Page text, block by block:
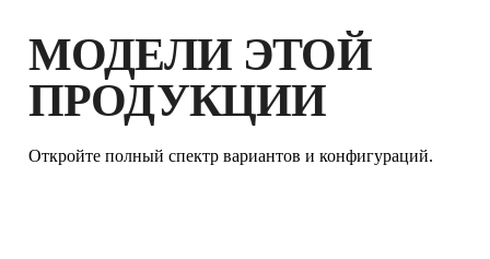
ЗАРЕГИСТРИРУЙ ЭТУ
ПРОДУКЦИЮ В КЛУБЕ RUBI И
ПОЛУЧИДО 4
RUBI И
РАСШИРЕННУЮ
МОДЕЛИ ЭТОЙ
ПРОДУКЦИИ
Откройте полный спектр вариантов и конфигураций.